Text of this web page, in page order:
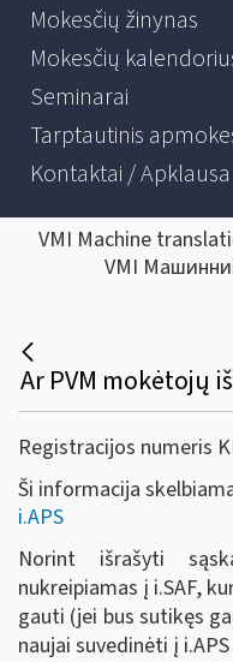
Mokesčių žinynas
Mokesčių
Seminarai
Tarptautinis
Kontaktai / Apklausa
VMI Machine
VMI
Registracijos numeris
Ši informacija
i.APS
Norint išrašyti
nukreipiamas į i.SAF,
gauti (jei bus sutikęs
naujai suvedinėti į